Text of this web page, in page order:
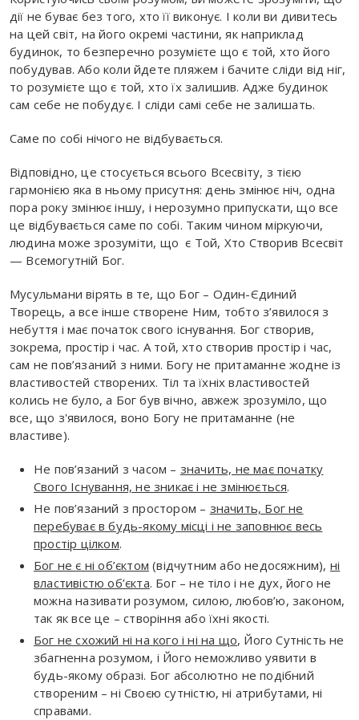
дії не буває без того, хто її виконує. І коли ви дивитесь
на цей світ, на його окремі частини, як наприклад
будинок, то безперечно розумієте що є той, хто його
побудував. Або коли йдете пляжем і бачите сліди від ніг,
то розумієте що є той, хто їх залишив. Адже будинок
сам себе не побудує. І сліди самі себе не залишать.
Саме по собі нічого не відбувається.
Відповідно, це стосується всього Всесвіту, з тією
гармонією яка в ньому присутня: день змінює ніч, одна
пора року змінює іншу, і нерозумно припускати, що все
це відбувається саме по собі. Таким чином міркуючи,
людина може зрозуміти, що є Той, Хто Створив Всесвіт
— Всемогутній Бог.
Мусульмани вірять в те, що Бог – Один-Єдиний
Творець, а все інше створене Ним, тобто з’явилося з
небуття і має початок свого існування. Бог створив,
зокрема, простір і час. А той, хто створив простір і час,
сам не пов’язаний з ними. Богу не притаманне жодне із
властивостей створених. Тіл та їхніх властивостей
колись не було, а Бог був вічно, авжеж зрозуміло, що
все, що з'явилося, воно Богу не притаманне (не
властиве).
Не пов’язаний з часом – значить, не має початку
Свого Існування, не зникає і не змінюється.
Не пов’язаний з простором – значить, Бог не
перебуває в будь-якому місці і не заповнює весь
простір цілком.
Бог не є ні об’єктом (відчутним або недосяжним), ні
властивістю об’єкта. Бог – не тіло і не дух, його не
можна називати розумом, силою, любов’ю, законом,
так як все це – створіння або їхні якості.
Бог не схожий ні на кого і ні на що, Його Сутність не
збагненна розумом, і Його неможливо уявити в
будь-якому образі. Бог абсолютно не подібний
створеним – ні Своєю сутністю, ні атрибутами, ні
справами.